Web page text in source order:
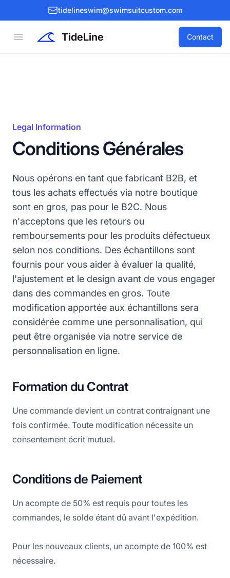
tidelineswim@swimsuitcustom.com
Open menu TideLine Contact
Legal Information
Conditions Générales
Nous opérons en tant que fabricant B2B, et
tous les achats effectués via notre boutique
sont en gros, pas pour le B2C. Nous
n'acceptons que les retours ou
remboursements pour les produits défectueux
selon nos conditions. Des échantillons sont
fournis pour vous aider à évaluer la qualité,
l'ajustement et le design avant de vous engager
dans des commandes en gros. Toute
modification apportée aux échantillons sera
considérée comme une personnalisation, qui
peut être organisée via notre service de
personnalisation en ligne.
Formation du Contrat
Une commande devient un contrat contraignant une
fois confirmée. Toute modification nécessite un
consentement écrit mutuel.
Conditions de Paiement
Un acompte de 50% est requis pour toutes les
commandes, le solde étant dû avant l'expédition.
Pour les nouveaux clients, un acompte de 100% est